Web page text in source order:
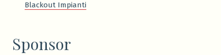
Blackout Impianti
Sponsor